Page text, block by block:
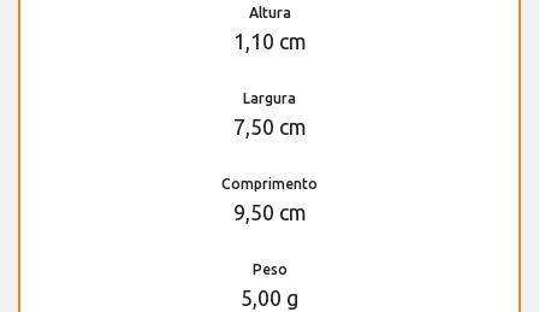
Altura
1,10 cm
Largura
7,50 cm
Comprimento
9,50 cm
Peso
5,00 g